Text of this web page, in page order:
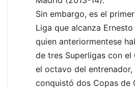
Sin embargo, es el
Liga que alcanza Ernesto
quien anteriormentese
de tres Superligas con el
el octavo del entrenador,
conquistó dos Copas de